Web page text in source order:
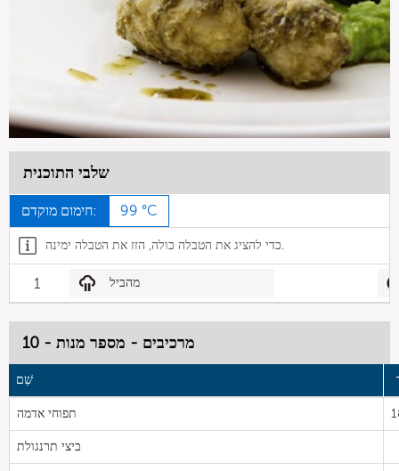
שלבי התוכנית
חימום מוקדם: 99 °C
כדי להציג את הטבלה כולה, הזז את הטבלה ימינה.
1 מהביל
מרכיבים - מספר מנות - 10
שֵׁם
תפוחי אדמה
ביצי תרנגולת